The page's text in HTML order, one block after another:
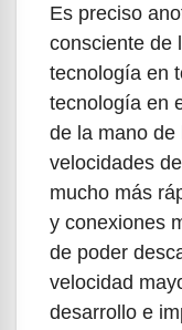
Es preciso
consciente de
tecnología en
tecnología en
de la mano de
velocidades
mucho más
y conexiones
de poder
velocidad
desarrollo e